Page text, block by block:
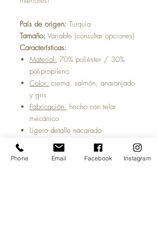
País de origen: Turquía
Tamaño: Variable (consultar opciones)
Características:
Material: 70% poliéster / 30%
polipropileno
Color: crema, salmón, anaranjado
y gris
Fabricación: hecho con telar
mecánico
Ligero detalle nacarado
Resistente al uso diario
¡Fácil de limpiar y mantener!
Phone Email Facebook Instagram